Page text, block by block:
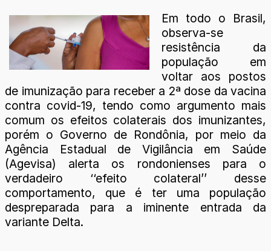
Em todo o Brasil,
observa-se
resistência da
população em
voltar aos postos
de imunização para receber a 2ª dose da vacina
contra covid-19, tendo como argumento mais
comum os efeitos colaterais dos imunizantes,
porém o Governo de Rondônia, por meio da
Agência Estadual de Vigilância em Saúde
(Agevisa) alerta os rondonienses para o
verdadeiro ‘‘efeito colateral’’ desse
comportamento, que é ter uma população
despreparada para a iminente entrada da
variante Delta.